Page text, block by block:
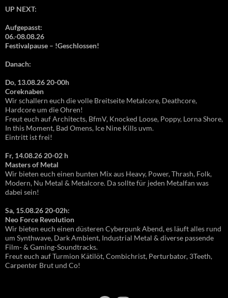
UP NEXT:
Aufgepasst:
06.-08.08.26
Festivalpause – !Geschlossen!
Danach:
Do, 13.08.26 20-00h
Coreknaben
Wir schallern euch die volle Breitseite Metalcore, Deathcore,
Hardcore um die Ohren!
Freut euch auf Architects, BfmV, Knocked Loose, Poppy, Lorna Shore,
In this Moment, Bad Omens, Ice Nine Kills uvm.
Eintritt ist frei!
Fr, 14.08.26 20-02 h
Masters of Metal
Wir bieten euch einen bunten Mix aus Heavy, Power, Thrash, Folk,
Modern, Nu Metal & Metalcore. Da sollte für jeden Metalfan was
dabei sein!
Sa, 15.08.26 20-02h:
Neo Force Revolution
Wir bieten euch einen düsteren Cyberpunk Abend, es läuft alles rund
um Synthwave, Dark Ambient, Industrial Metal & diverse passende
Film- & Gaming-Soundtracks.
Freut euch auf Turmion Kätilöt, Combichrist, Perturbator, 3Teeth,
Carpenter Brut und Co!